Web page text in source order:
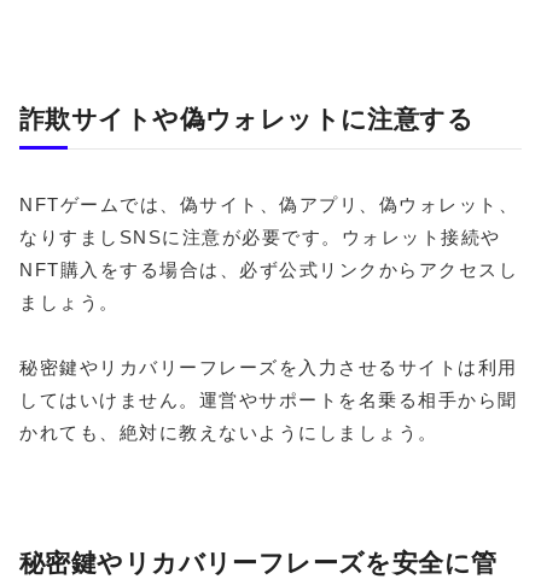
詐欺サイトや偽ウォレットに注意する
NFTゲームでは、偽サイト、偽アプリ、偽ウォレット、
なりすましSNSに注意が必要です。ウォレット接続や
NFT購入をする場合は、必ず公式リンクからアクセスし
ましょう。
秘密鍵やリカバリーフレーズを入力させるサイトは利用
してはいけません。運営やサポートを名乗る相手から聞
かれても、絶対に教えないようにしましょう。
秘密鍵やリカバリーフレーズを安全に管